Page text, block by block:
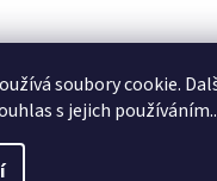
soubory cookie.
s jejich